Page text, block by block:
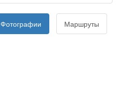
Фотографии Маршруты